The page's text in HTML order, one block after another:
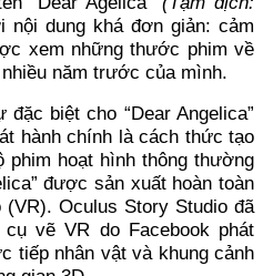
nội dung khá đơn giản: cảm
xem những thước phim về
năm trước của mình.
biệt cho “Dear Angelica”
hành chính là cách thức tạo
phim hoạt hình thông thường
được sản xuất hoàn toàn
Oculus Story Studio đã
vẽ VR do Facebook phát
tiếp nhân vật và khung cảnh